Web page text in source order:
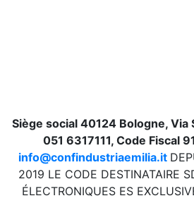
Siège social 40124 Bologne, Via
051 6317111, Code Fiscal
info@confindustriaemilia.it
2019 LE CODE DESTINATAIRE
ÉLECTRONIQUES ES